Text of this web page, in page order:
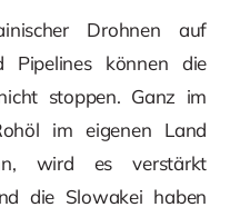
Drohnen auf
Pipelines können die
stoppen. Ganz im
im eigenen Land
wird es verstärkt
die Slowakei haben